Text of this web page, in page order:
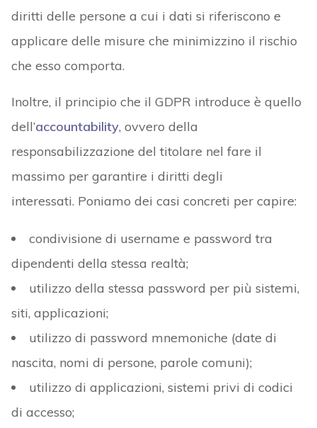
diritti delle persone a cui i dati si riferiscono e
applicare delle misure che minimizzino il rischio
che esso comporta.
Inoltre, il principio che il GDPR introduce è quello
dell’accountability, ovvero della
responsabilizzazione del titolare nel fare il
massimo per garantire i diritti degli
interessati. Poniamo dei casi concreti per capire:
condivisione di username e password tra
dipendenti della stessa realtà;
utilizzo della stessa password per più sistemi,
siti, applicazioni;
utilizzo di password mnemoniche (date di
nascita, nomi di persone, parole comuni);
utilizzo di applicazioni, sistemi privi di codici
di accesso;